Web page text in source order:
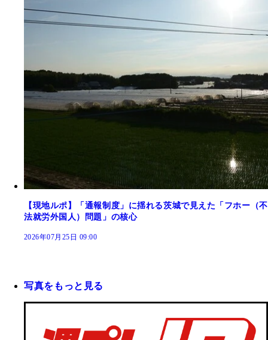
【現地ルポ】「通報制度」に揺れる茨城で見えた「フホー（不
法就労外国人）問題」の核心
2026年07月25日 09:00
写真をもっと見る